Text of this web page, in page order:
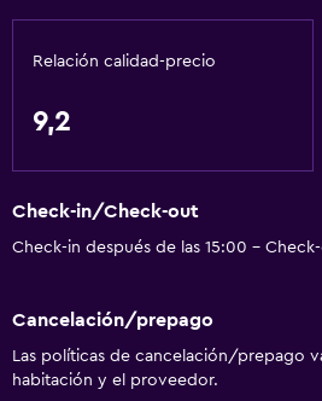
Minibar
Menús para dietas especiales (bajo
Desayuno en la habitación
Relación calidad-precio
9,2
Check-in/Check-out
Check-in después de las 15:00 -
Cancelación/prepago
Las políticas de cancelación/prepago
habitación y el proveedor.